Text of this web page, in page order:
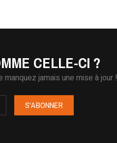
CELLE-CI ?
jamais une mise à jour !
S'ABONNER